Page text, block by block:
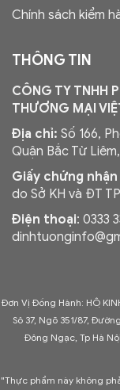
Chính sách kiểm
THÔNG TIN
CÔNG TY TNHH
THƯƠNG MẠI
Địa chỉ: Số 166,
Quận Bắc Từ
Giấy chứng
do Sở KH và ĐT
Điện thoại: 0333
Đơn Vị Đồng Hành: HỘ
Sô 37, Ngõ 351/87,
Đông Ngạc, Tp Hà
"Thực phẩm này không